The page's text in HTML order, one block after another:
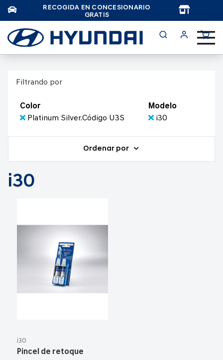
RECOGIDA EN CONCESIONARIO
GRATIS
Filtrando por
Color
Platinum Silver.Código U3S
Modelo
i30
Ordenar por
i30
i30
Pincel de retoque